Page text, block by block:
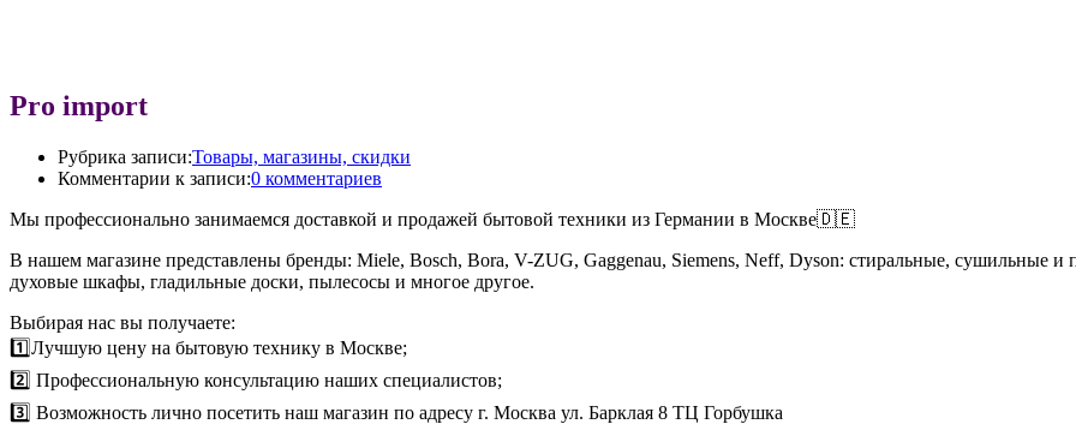
Pro import
Рубрика записи:Товары, магазины, скидки
Комментарии к записи:0 комментариев
Мы профессионально занимаемся доставкой и продажей бытовой техники из Германии в Москве🇩🇪
В нашем магазине представлены бренды: Miele, Bosch, Bora, V-ZUG, Gaggenau, Siemens, Neff, Dyson: стиральные, сушильные
духовые шкафы, гладильные доски, пылесосы и многое другое.
Выбирая нас вы получаете:
1️⃣Лучшую цену на бытовую технику в Москве;
2️⃣ Профессиональную консультацию наших специалистов;
3️⃣ Возможность лично посетить наш магазин по адресу г. Москва ул. Барклая 8 ТЦ Горбушка